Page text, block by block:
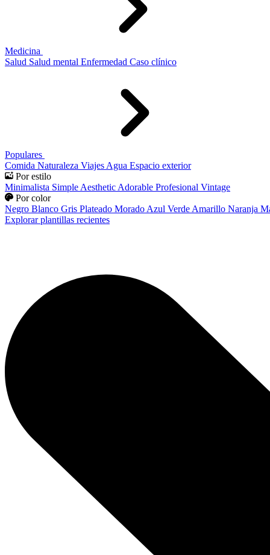
Medicina
Salud Salud mental Enfermedad Caso clínico
Populares
Comida Naturaleza Viajes Agua Espacio exterior
Por estilo
Minimalista Simple Aesthetic Adorable Profesional Vintage
Por color
Negro Blanco Gris Plateado Morado Azul Verde Amarillo Naranja
Explorar plantillas recientes